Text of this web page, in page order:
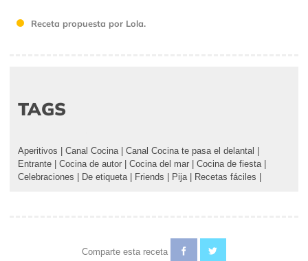
Receta propuesta por Lola.
TAGS
Aperitivos Canal Cocina| Canal Cocina te pasa el delantal
Entrante
Cocina de autor Cocina del mar Cocina de fiesta|
Celebraciones
De etiqueta| Friends Pija| Recetas fáciles
Comparte esta receta